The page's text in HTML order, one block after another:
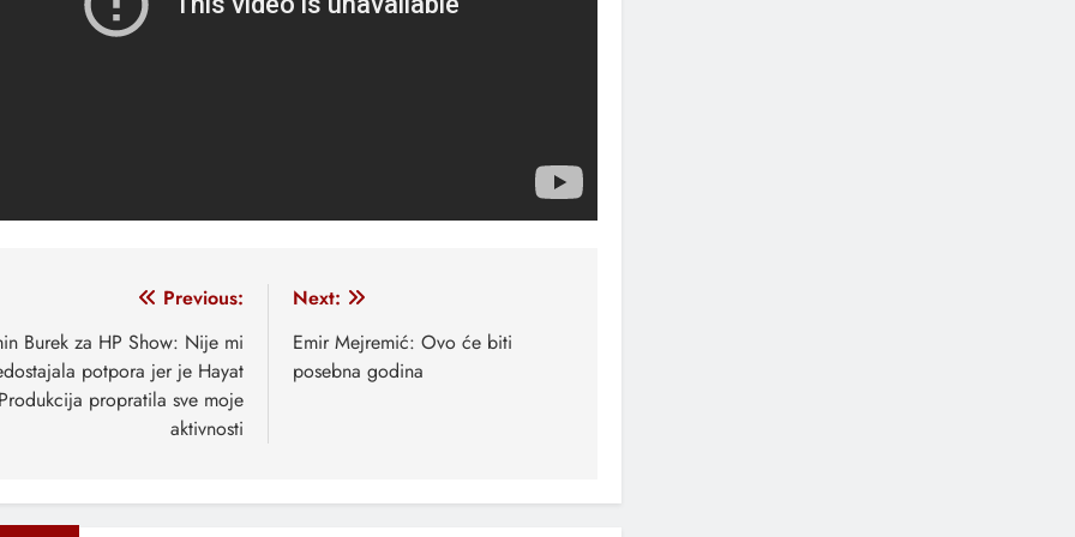
Previous:
Burek za HP Show: Nije mi
potpora jer je Hayat
Produkcija propratila sve moje
aktivnosti
Next:
Emir Mejremić: Ovo će biti
posebna godina